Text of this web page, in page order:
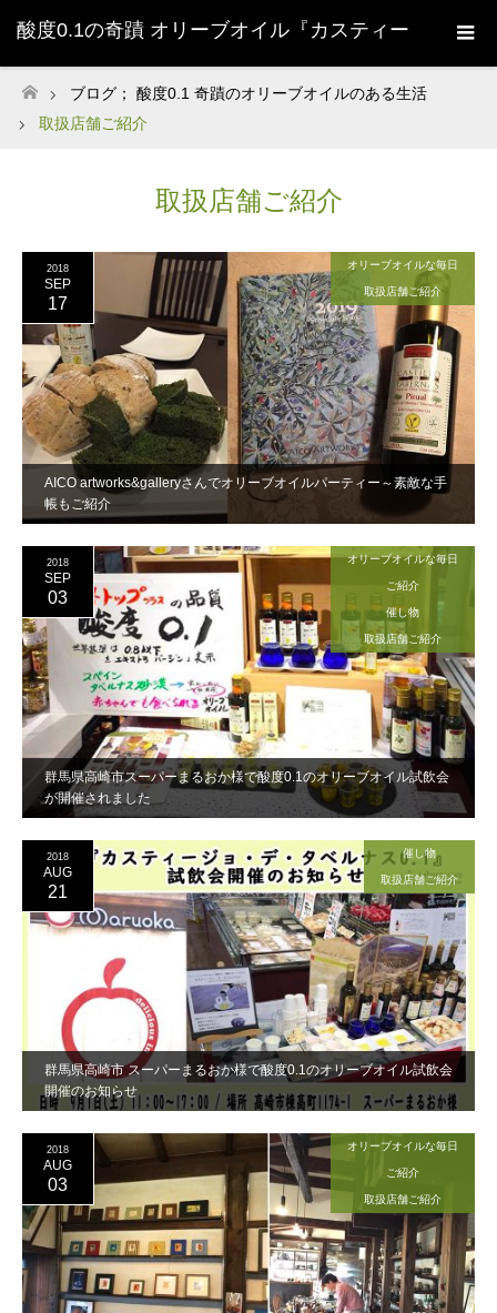
酸度0.1の奇蹟 オリーブオイル『カスティー
ジョ・デ・タベルナス0.1』株式会社清州
ホーム
ブログ； 酸度0.1 奇蹟のオリーブオイルのある生活
取扱店舗ご紹介
取扱店舗ご紹介
AICO artworks&galleryさんでオリーブオイルパーティー～素敵な手
帳もご紹介
2018
SEP
17
オリーブオイルな毎日
取扱店舗ご紹介
群馬県高崎市スーパーまるおか様で酸度0.1のオリーブオイル試飲会
が開催されました
2018
SEP
03
オリーブオイルな毎日
ご紹介
催し物
取扱店舗ご紹介
群馬県高崎市 スーパーまるおか様で酸度0.1のオリーブオイル試飲会
開催のお知らせ
2018
AUG
21
催し物
取扱店舗ご紹介
2018
AUG
03
オリーブオイルな毎日
ご紹介
取扱店舗ご紹介